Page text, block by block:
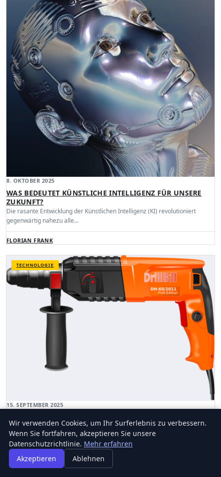
8. OKTOBER 2025
WAS BEDEUTET KÜNSTLICHE INTELLIGENZ FÜR UNSERE
ZUKUNFT?
Die rasante Entwicklung der Künstlichen Intelligenz (KI) revolutioniert
gegenwärtig nahezu alle…
FLORIAN FRANK
TECHNOLOGIE
15. SEPTEMBER 2025
PRODUKTIVITÄT IM HOME OFFICE?
In der heutigen Arbeitswelt hat sich das Home Office als feste Größe
etabliert.
FLORIAN FRANK
Wir verwenden Cookies, um Ihr Surferlebnis zu verbessern.
Wenn Sie fortfahren, akzeptieren Sie unsere
Datenschutzrichtlinie. Mehr erfahren
Akzeptieren
Ablehnen